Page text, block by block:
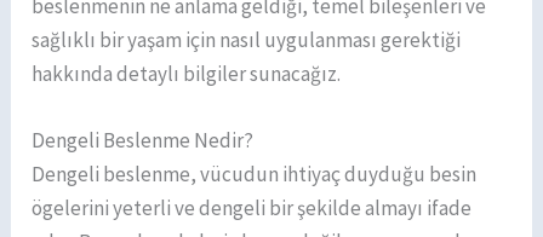
beslenmenin ne anlama geldiği, temel bileşenleri ve
sağlıklı bir yaşam için nasıl uygulanması gerektiği
hakkında detaylı bilgiler sunacağız.
Dengeli Beslenme Nedir?
Dengeli beslenme, vücudun ihtiyaç duyduğu besin
ögelerini yeterli ve dengeli bir şekilde almayı ifade